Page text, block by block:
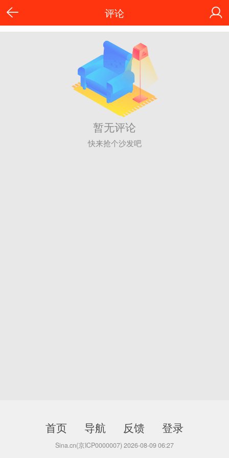
评论
暂无评论
快来抢个沙发吧
首页 导航 反馈 登录
Sina.cn(京ICP0000007) 2026-08-09 06:27